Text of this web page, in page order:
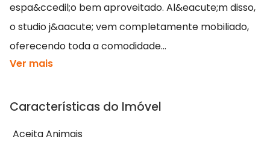
espa&ccedil;o bem aproveitado. Al&eacute;m disso,
o studio j&aacute; vem completamente mobiliado,
oferecendo toda a comodidade...
Ver mais
Características do Imóvel
Aceita Animais